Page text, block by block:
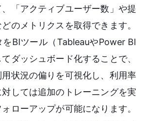
「アクティブユーザー数」や提
のメトリクスを取得できます。
をBIツール（TableauやPower BI
ダッシュボード化することで、
状況の偏りを可視化し、利用率
しては追加のトレーニングを実
ローアップが可能になります。